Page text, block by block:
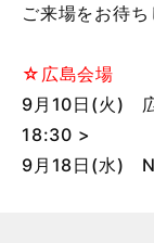
ご来場をお待
☆広島会場
9月10日(火)
18:30 >
9月18日(水)